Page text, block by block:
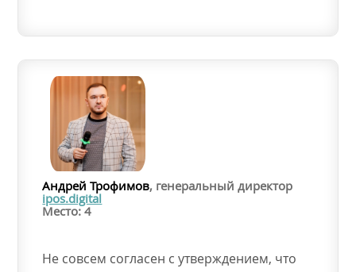
Андрей Трофимов, генеральный директор
ipos.digital
Место: 4
Не совсем согласен с утверждением, что